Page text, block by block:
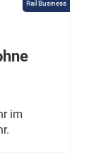
Rail Business
im